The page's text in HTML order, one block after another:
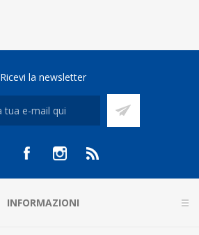
Ricevi la newsletter
INFORMAZIONI